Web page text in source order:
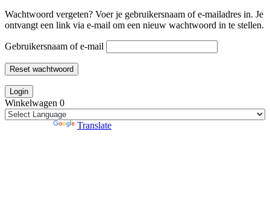
Wachtwoord vergeten? Voer je gebruikersnaam of e-mailadres in. Je
ontvangt een link via e-mail om een nieuw wachtwoord in te stellen.
Gebruikersnaam of e-mail
Reset wachtwoord
Login
Winkelwagen 0
Translate